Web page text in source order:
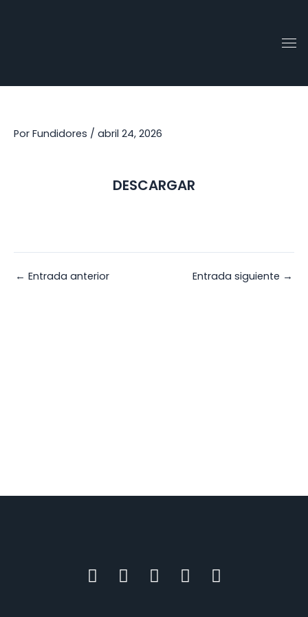
Por Fundidores / abril 24, 2026
DESCARGAR
← Entrada anterior Entrada siguiente →